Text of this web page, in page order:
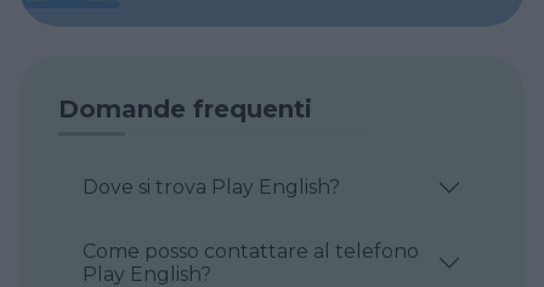
Domande frequenti
Dove si trova Play English?
Come posso contattare al telefono
Play English?